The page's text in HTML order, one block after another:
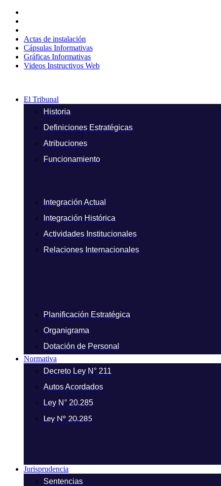
contenido
Actas de instalación
Cápsulas Informativas
Gráficas Informativas
Videos Instructivos Web
El Tribunal
Historia
Definiciones Estratégicas
Atribuciones
Funcionamiento
Integración Actual
Integración Histórica
Actividades Institucionales
Relaciones Internacionales
Planificación Estratégica
Organigrama
Dotación de Personal
Normativa
Decreto Ley N° 211
Autos Acordados
Ley N° 20.285
Ley N° 20.285
Jurisprudencia
Sentencias